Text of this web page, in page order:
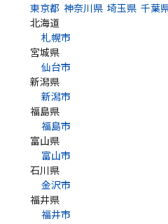
東京都 神奈川県 埼玉県 千葉
北海道
札幌市
宮城県
仙台市
新潟県
新潟市
福島県
福島市
富山県
富山市
石川県
金沢市
福井県
福井市